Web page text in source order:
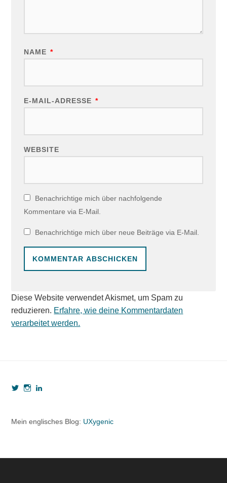
NAME *
E-MAIL-ADRESSE *
WEBSITE
Benachrichtige mich über nachfolgende
Kommentare via E-Mail.
Benachrichtige mich über neue Beiträge via E-Mail.
Diese Website verwendet Akismet, um Spam zu
reduzieren. Erfahre, wie deine Kommentardaten
verarbeitet werden.
Profil
Twitter
anzeigen
Profil
Instagram
anzeigen
8190b5b7
Mein englisches Blog: UXygenic